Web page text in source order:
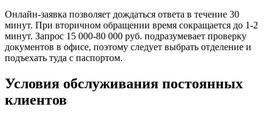
Онлайн-заявка позволяет дождаться ответа в течение 30
минут. При вторичном обращении время сокращается до 1-2
минут. Запрос 15 000-80 000 руб. подразумевает проверку
документов в офисе, поэтому следует выбрать отделение и
подъехать туда с паспортом.
Условия обслуживания постоянных
клиентов